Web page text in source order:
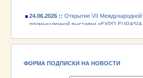
промышленной выставки «EXPO EURASIA
VIETNAM 2026»
ФОРМА ПОДПИСКИ НА НОВОСТИ